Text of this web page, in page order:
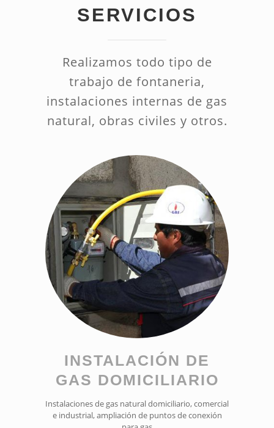
SERVICIOS
Realizamos todo tipo de
trabajo de fontaneria,
instalaciones internas de gas
natural, obras civiles y otros.
INSTALACIÓN DE
GAS DOMICILIARIO
Instalaciones de gas natural domiciliario, comercial
e industrial, ampliación de puntos de conexión